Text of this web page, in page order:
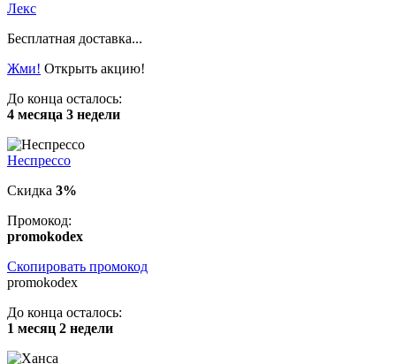
Лекс
Бесплатная доставка...
Жми! Открыть акцию!
До конца осталось:
4 месяца 3 недели
Неспрессо
Скидка 3%
Промокод:
promokodex
Скопировать промокод
promokodex
До конца осталось:
1 месяц 2 недели